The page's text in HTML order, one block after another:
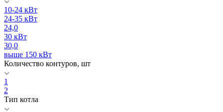
10-24 кВт
24-35 кВт
24,0
30 кВт
30,0
выше 150 кВт
Количество контуров, шт
1
2
Тип котла